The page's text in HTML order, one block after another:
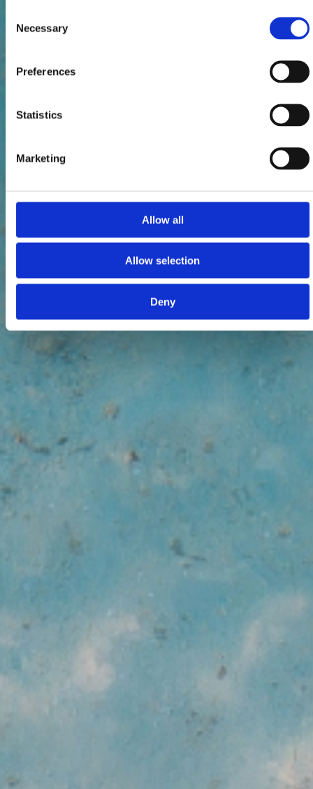
Selection
Necessary
Preferences
Statistics
Marketing
Allow all
Allow selection
Deny